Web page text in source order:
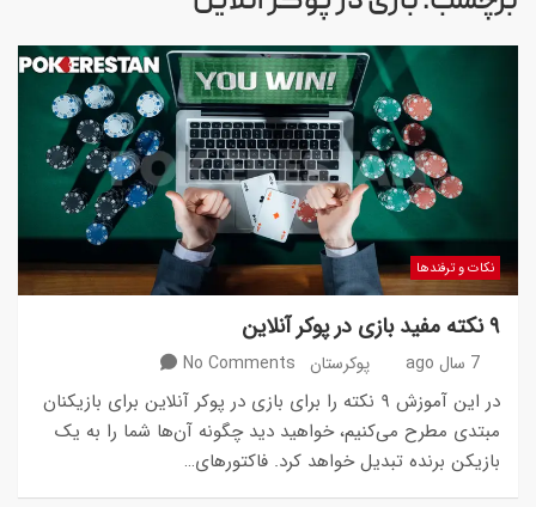
نکات و ترفندها
۹ نکته مفید بازی در پوکر آنلاین
7 سال ago پوکرستان No Comments
در این آموزش ۹ نکته را برای بازی در پوکر آنلاین برای بازیکنان
مبتدی مطرح می‌کنیم، خواهید دید چگونه آن‌ها شما را به یک
بازیکن برنده تبدیل خواهد کرد. فاکتورهای…